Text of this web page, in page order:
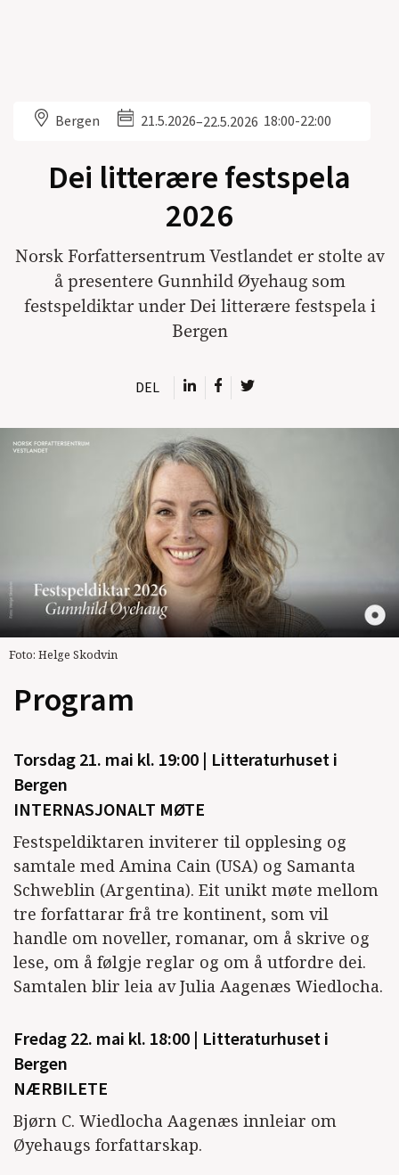
Bergen 21.5.2026–22.5.2026 18:00-22:00
Dei litterære festspela
2026
Norsk Forfattersentrum Vestlandet er stolte av
å presentere Gunnhild Øyehaug som
festspeldiktar under Dei litterære festspela i
Bergen
DEL
Foto: Helge Skodvin
Program
Torsdag 21. mai kl. 19:00 | Litteraturhuset i
Bergen
INTERNASJONALT MØTE
Festspeldiktaren inviterer til opplesing og
samtale med Amina Cain (USA) og Samanta
Schweblin (Argentina). Eit unikt møte mellom
tre forfattarar frå tre kontinent, som vil
handle om noveller, romanar, om å skrive og
lese, om å følgje reglar og om å utfordre dei.
Samtalen blir leia av Julia Aagenæs Wiedlocha.
Fredag 22. mai kl. 18:00 | Litteraturhuset i
Bergen
NÆRBILETE
Bjørn C. Wiedlocha Aagenæs innleiar om
Øyehaugs forfattarskap.